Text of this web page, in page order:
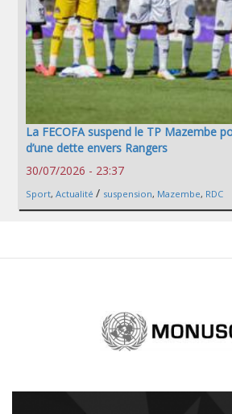
La FECOFA suspend le TP Mazembe
d’une dette envers Rangers
30/07/2026 - 23:37
Sport, Actualité / suspension, Mazembe, RDC